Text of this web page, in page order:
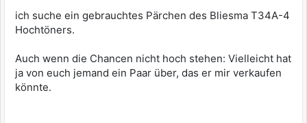
ich suche ein gebrauchtes Pärchen des Bliesma T34A-4
Hochtöners.
Auch wenn die Chancen nicht hoch stehen: Vielleicht hat
ja von euch jemand ein Paar über, das er mir verkaufen
könnte.